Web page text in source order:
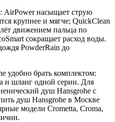
насыщает струю
крупнее и мягче; QuickClean
движением пальца по
сокращает расход воды.
PowderRain до
удобно брать комплектом:
и шланг одной серии. Для
душ Hansgrohe с
душ Hansgrohe в Москве
модели Crometta, Croma,